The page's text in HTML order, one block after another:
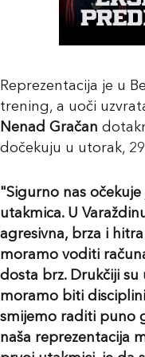
Reprezentacija je u
trening, a uoči
Nenad Gračan
dočekuju u utorak,
"Sigurno nas
utakmica. U
agresivna, brza i
moramo voditi
dosta brz. Drukčiji
moramo biti
smijemo raditi puno
naša reprezentacija